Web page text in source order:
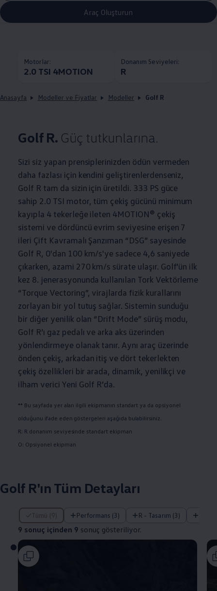
Araç Oluşturun
Motorlar:
2.0 TSI 4MOTION
Donanım Seviyeleri:
R
Anasayfa Modeller ve Fiyatlar Modeller Golf R
Golf R. Güç tutkunlarına.
Sizi siz yapan prensiplerinizden ödün vermeden
daha fazlası için kendini geliştirenlerdenseniz,
Golf R tam da sizin için üretildi. 333 PS güce
sahip 2.0 TSI motor, tüm çekiş gücünü minimum
kayıpla 4 tekerleğe ileten 4MOTION® çekiş
sistemi ve dördüncü evrim seviyesine erişen 7
ileri Çift Kavramalı Şanzıman “DSG” sayesinde
Golf R, 0'dan 100 km/s'ye sadece 4,6 saniyede
çıkarken, azami 270 km/s sürate ulaşır. Golf’ün ilk
kez 8. jenerasyonunda kullanılan Tork Vektörleme
“Torque Vectoring”, virajlarda fizik kurallarını
zorlayan bir yol tutuş sağlar. Sistemin sunduğu
bir diğer yenilik olan “Drift Mode” sürüş modu,
Golf R’ı gaz pedalı ve arka aks üzerinden
yönlendirmeye olanak tanır. Aynı araç üzerinde
önden çekiş, arkadan itiş ve dört tekerlekten
çekiş özellikleri bir arada, dinamik, yenilikçi ve
ilham verici Yeni Golf R’da.
** Bu sayfada yer alan ilgili ekipmanın standart ya da opsiyonel
olduğunu ifade eden göstergeleri aşağıda bulabilirsiniz.
R: R donanım seviyesinde standart ekipman
O: Opsiyonel ekipman
Golf R'ın Tüm Detayları
Tümü (9) Performans (3) R - Tasarım (3)
9 sonuç içinden 9 sonuç gösteriliyor.
9 sonuç içinden 9 sonuç gösteriliyor.